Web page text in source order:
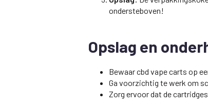
ondersteboven!
Opslag en
Bewaar cbd vape carts op
Ga voorzichtig te werk om
Zorg ervoor dat de